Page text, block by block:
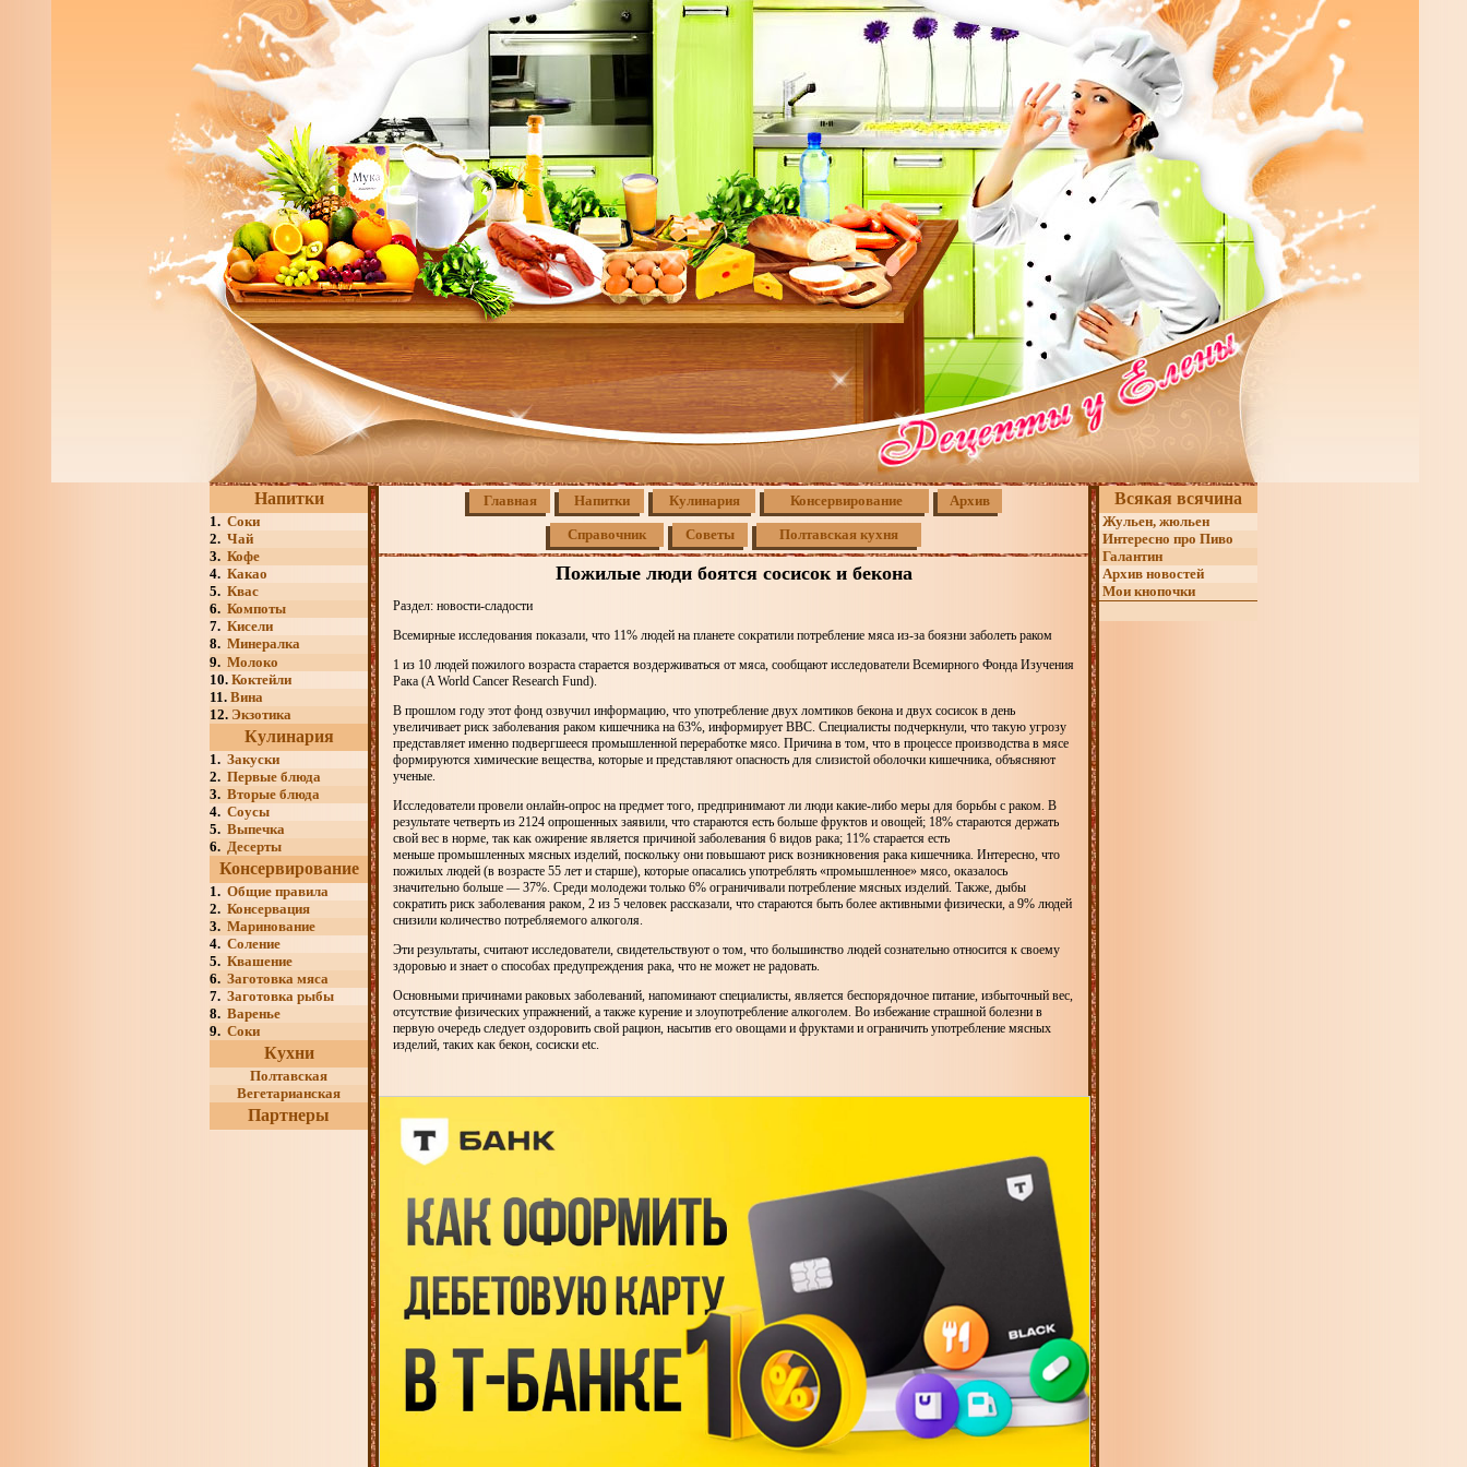
Напитки
1. Соки
2. Чай
3. Кофе
4. Какао
5. Квас
6. Компоты
7. Кисели
8. Минералка
9. Молоко
10. Коктейли
11. Вина
12. Экзотика
Кулинария
1. Закуски
2. Первые блюда
3. Вторые блюда
4. Соусы
5. Выпечка
6. Десерты
Консервирование
1. Общие правила
2. Консервация
3. Маринование
4. Соление
5. Квашение
6. Заготовка мяса
7. Заготовка рыбы
8. Варенье
9. Соки
Кухни
Полтавская
Вегетарианская
Партнеры
Главная Напитки Кулинария Консервирование Архив
Справочник Советы Полтавская кухня
Пожилые люди боятся сосисок и бекона
Раздел: новости-сладости
Всемирные исследования показали, что 11% людей на планете сократили потребление мяса из-за боязни заболеть раком
1 из 10 людей пожилого возраста старается воздерживаться от мяса, сообщают исследователи Всемирного Фонда Изучения
Рака (A World Cancer Research Fund).
В прошлом году этот фонд озвучил информацию, что употребление двух ломтиков бекона и двух сосисок в день
увеличивает риск заболевания раком кишечника на 63%, информирует ВВС. Специалисты подчеркнули, что такую угрозу
представляет именно подвергшееся промышленной переработке мясо. Причина в том, что в процессе производства в мясе
формируются химические вещества, которые и представляют опасность для слизистой оболочки кишечника, объясняют
ученые.
Исследователи провели онлайн-опрос на предмет того, предпринимают ли люди какие-либо меры для борьбы с раком. В
результате четверть из 2124 опрошенных заявили, что стараются есть больше фруктов и овощей; 18% стараются держать
свой вес в норме, так как ожирение является причиной заболевания 6 видов рака; 11% старается есть
меньше промышленных мясных изделий, поскольку они повышают риск возникновения рака кишечника. Интересно, что
пожилых людей (в возрасте 55 лет и старше), которые опасались употреблять «промышленное» мясо, оказалось
значительно больше — 37%. Среди молодежи только 6% ограничивали потребление мясных изделий. Также, дыбы
сократить риск заболевания раком, 2 из 5 человек рассказали, что стараются быть более активными физически, а 9% людей
снизили количество потребляемого алкоголя.
Эти результаты, считают исследователи, свидетельствуют о том, что большинство людей сознательно относится к своему
здоровью и знает о способах предупреждения рака, что не может не радовать.
Основными причинами раковых заболеваний, напоминают специалисты, является беспорядочное питание, избыточный вес,
отсутствие физических упражнений, а также курение и злоупотребление алкоголем. Во избежание страшной болезни в
первую очередь следует оздоровить свой рацион, насытив его овощами и фруктами и ограничить употребление мясных
изделий, таких как бекон, сосиски etc.
Всякая всячина
Жульен, жюльен
Интересно про Пиво
Галантин
Архив новостей
Мои кнопочки